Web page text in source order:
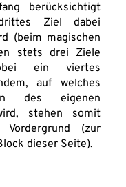
berücksichtigt
Ziel dabei
(beim magischen
stets drei Ziele
ein viertes
auf welches
des eigenen
stehen somit
(zur
dieser Seite).